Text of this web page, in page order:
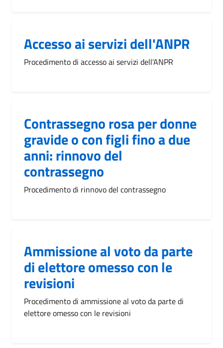
Accesso ai servizi dell'ANPR
Procedimento di accesso ai servizi dell'ANPR
Contrassegno rosa per donne
gravide o con figli fino a due
anni: rinnovo del
contrassegno
Procedimento di rinnovo del contrassegno
Ammissione al voto da parte
di elettore omesso con le
revisioni
Procedimento di ammissione al voto da parte di
elettore omesso con le revisioni